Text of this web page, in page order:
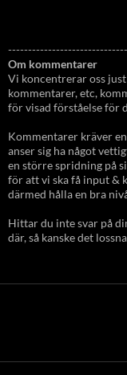
Om kommentarer
Vi koncentrerar oss
kommentarer, etc,
för visad förståelse för
Kommentarer kräver
anser sig ha något
en större spridning på
för att vi ska få input &
därmed hålla en bra
Hittar du inte svar på
där, så kanske det